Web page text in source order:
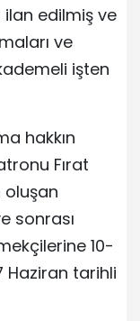
ilan edilmiş ve
ve
işten
hakkın
Fırat
oluşan
sonrası
10-
Haziran tarihli